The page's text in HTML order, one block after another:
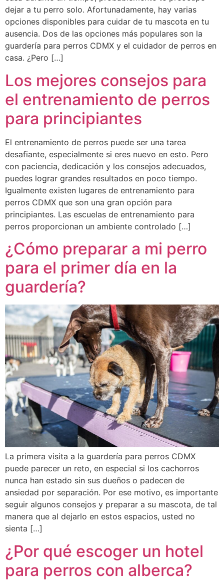
dejar a tu perro solo. Afortunadamente, hay varias
opciones disponibles para cuidar de tu mascota en tu
ausencia. Dos de las opciones más populares son la
guardería para perros CDMX y el cuidador de perros en
casa. ¿Pero […]
Los mejores consejos para
el entrenamiento de perros
para principiantes
El entrenamiento de perros puede ser una tarea
desafiante, especialmente si eres nuevo en esto. Pero
con paciencia, dedicación y los consejos adecuados,
puedes lograr grandes resultados en poco tiempo.
Igualmente existen lugares de entrenamiento para
perros CDMX que son una gran opción para
principiantes. Las escuelas de entrenamiento para
perros proporcionan un ambiente controlado […]
¿Cómo preparar a mi perro
para el primer día en la
guardería?
La primera visita a la guardería para perros CDMX
puede parecer un reto, en especial si los cachorros
nunca han estado sin sus dueños o padecen de
ansiedad por separación. Por ese motivo, es importante
seguir algunos consejos y preparar a su mascota, de tal
manera que al dejarlo en estos espacios, usted no
sienta […]
¿Por qué escoger un hotel
para perros con alberca?